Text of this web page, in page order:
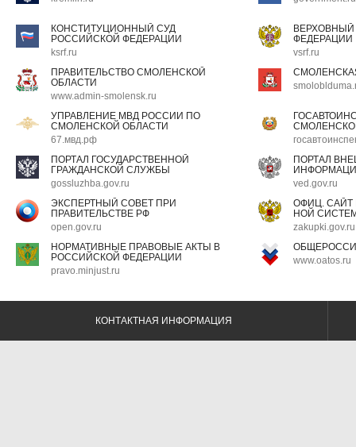
КОНСТИТУЦИОННЫЙ СУД
РОССИЙСКОЙ ФЕДЕРАЦИИ
ksrf.ru
ФЕДЕРАЦИИ
vsrf.ru
ПРАВИТЕЛЬСТВО СМОЛЕНСКОЙ
ОБЛАСТИ
www.admin-smolensk.ru
УПРАВЛЕНИЕ МВД РОССИИ ПО
СМОЛЕНСКОЙ ОБЛАСТИ
67.мвд.рф
ПОРТАЛ ГОСУДАРСТВЕННОЙ
ГРАЖДАНСКОЙ СЛУЖБЫ
gossluzhba.gov.ru
ПОРТАЛ
ved.gov.ru
ЭКСПЕРТНЫЙ СОВЕТ ПРИ
ПРАВИТЕЛЬСТВЕ РФ
open.gov.ru
ОФИЦ.
НОЙ
zakupki.gov.ru
НОРМАТИВНЫЕ ПРАВОВЫЕ АКТЫ В
РОССИЙСКОЙ ФЕДЕРАЦИИ
pravo.minjust.ru
www.oatos.ru
КОНТАКТНАЯ ИНФОРМАЦИЯ